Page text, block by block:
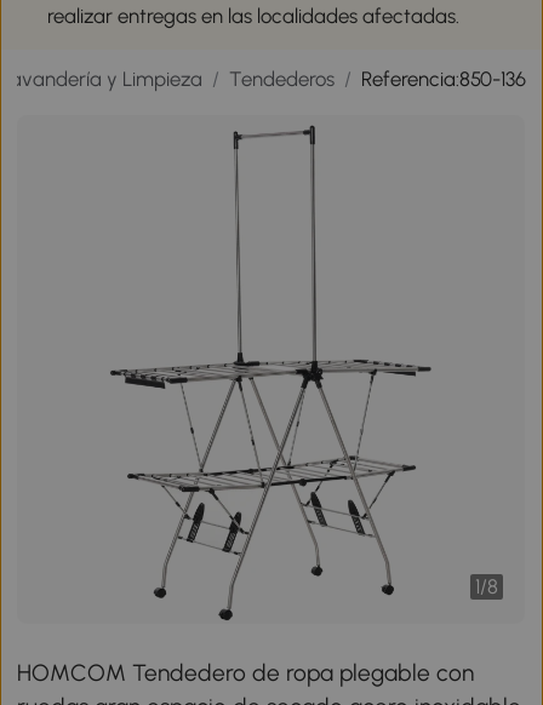
realizar entregas en las localidades afectadas.
Lavandería y Limpieza / Tendederos / Referencia:850-136
1/8
HOMCOM Tendedero de ropa plegable con